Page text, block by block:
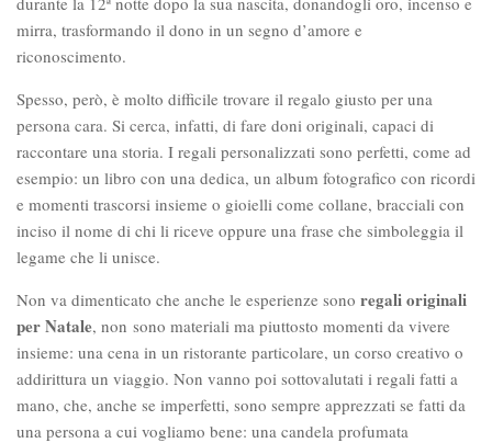
mirra, trasformando il dono in un segno d’amore e
riconoscimento.
Spesso, però, è molto difficile trovare il regalo giusto per una
persona cara. Si cerca, infatti, di fare doni originali, capaci di
raccontare una storia. I regali personalizzati sono perfetti, come ad
esempio: un libro con una dedica, un album fotografico con ricordi
e momenti trascorsi insieme o gioielli come collane, bracciali con
inciso il nome di chi li riceve oppure una frase che simboleggia il
legame che li unisce.
Non va dimenticato che anche le esperienze sono regali originali
per Natale, non sono materiali ma piuttosto momenti da vivere
insieme: una cena in un ristorante particolare, un corso creativo o
addirittura un viaggio. Non vanno poi sottovalutati i regali fatti a
mano, che, anche se imperfetti, sono sempre apprezzati se fatti da
una persona a cui vogliamo bene: una candela profumata